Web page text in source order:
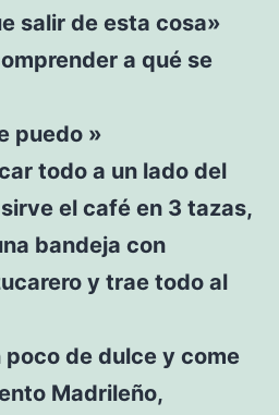
salir de esta cosa»
a qué se
puedo »
todo a un lado del
el café en 3 tazas,
bandeja con
y trae todo al
de dulce y come
Madrileño,